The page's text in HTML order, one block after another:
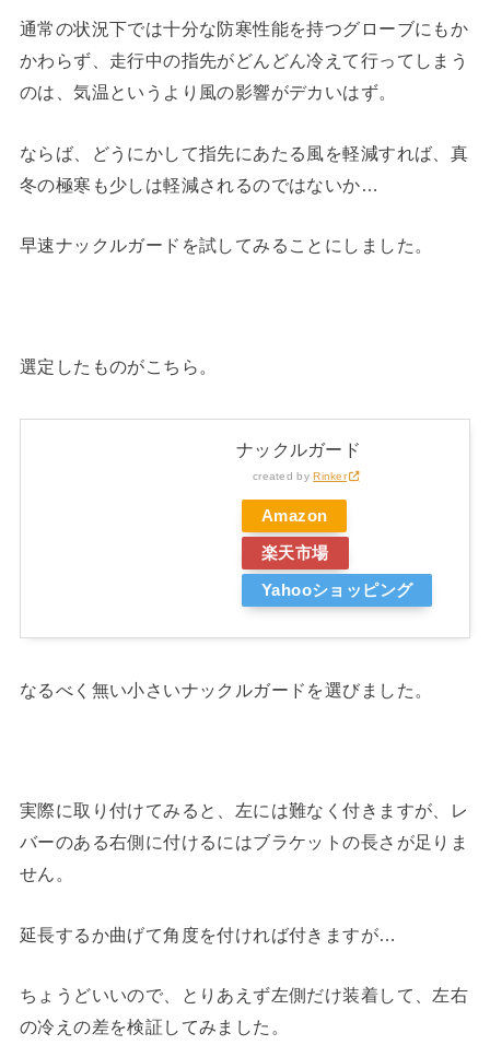
通常の状況下では十分な防寒性能を持つグローブにもか
かわらず、走行中の指先がどんどん冷えて行ってしまう
のは、気温というより風の影響がデカいはず。
ならば、どうにかして指先にあたる風を軽減すれば、真
冬の極寒も少しは軽減されるのではないか…
早速ナックルガードを試してみることにしました。
選定したものがこちら。
ナックルガード
created byRinker
Amazon
楽天市場
Yahooショッピング
なるべく無い小さいナックルガードを選びました。
実際に取り付けてみると、左には難なく付きますが、レ
バーのある右側に付けるにはブラケットの長さが足りま
せん。
延長するか曲げて角度を付ければ付きますが…
ちょうどいいので、とりあえず左側だけ装着して、左右
の冷えの差を検証してみました。